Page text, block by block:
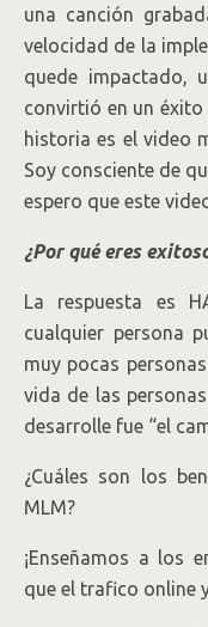
una canción
velocidad de la
quede impactado,
convirtió en un
historia es el video
Soy consciente de
espero que este
¿Por qué eres
La respuesta es
cualquier persona
muy pocas
vida de las
desarrolle fue “el
¿Cuáles son los
MLM?
¡Enseñamos a los
que el trafico online